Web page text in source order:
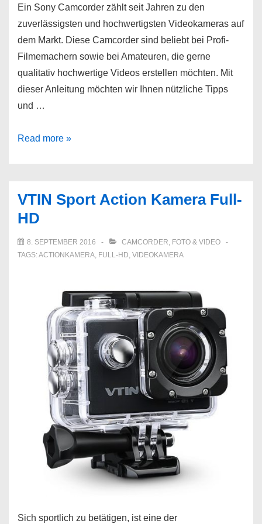
Ein Sony Camcorder zählt seit Jahren zu den
zuverlässigsten und hochwertigsten Videokameras auf
dem Markt. Diese Camcorder sind beliebt bei Profi-
Filmemachern sowie bei Amateuren, die gerne
qualitativ hochwertige Videos erstellen möchten. Mit
dieser Anleitung möchten wir Ihnen nützliche Tipps
und …
Sony
Read more »
VTIN Sport Action Kamera Full-
HD
8. SEPTEMBER 2016 CAMCORDER, FOTO & VIDEO
TAGS:ACTIONKAMERA, FULL-HD, VIDEOKAMERA
Sich sportlich zu betätigen, ist eine der